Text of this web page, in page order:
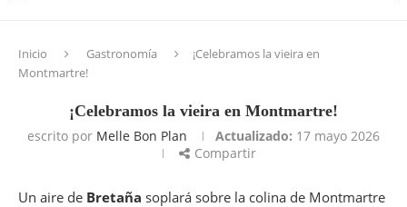
Inicio Gastronomía
¡Celebramos la vieira en
Montmartre!
¡Celebramos la vieira en Montmartre!
escrito por Melle Bon Plan Actualizado: 17 mayo 2026
Compartir
Un aire de Bretaña soplará sobre la colina de Montmartre